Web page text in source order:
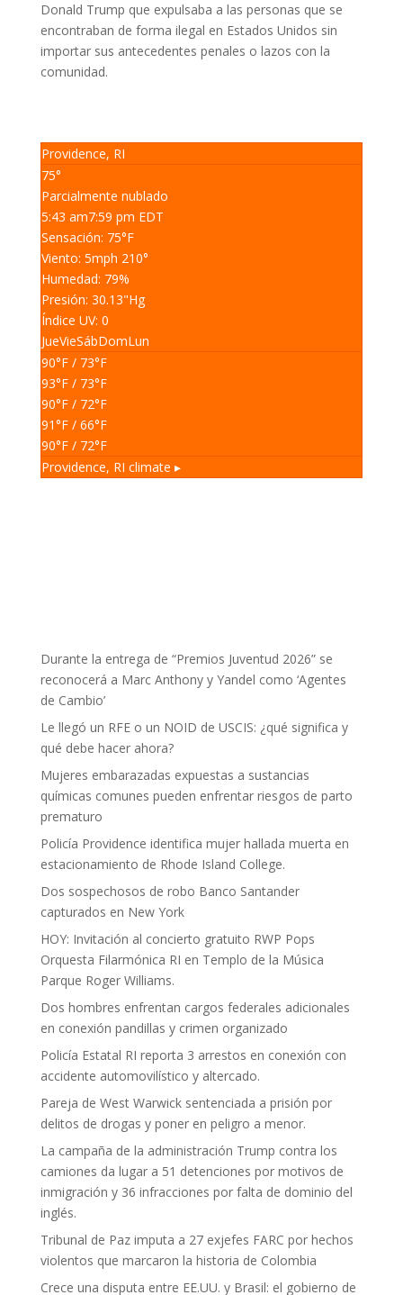
Donald Trump que expulsaba a las personas que se
encontraban de forma ilegal en Estados Unidos sin
importar sus antecedentes penales o lazos con la
comunidad.
Providence, RI
75°
Parcialmente nublado
5:43 am7:59 pm EDT
Sensación: 75°F
Viento: 5mph 210°
Humedad: 79%
Presión: 30.13"Hg
Índice UV: 0
JueVieSábDomLun
90°F/ 73°F
93°F/ 73°F
90°F/ 72°F
91°F/ 66°F
90°F/ 72°F
Providence, RI climate ▸
Durante la entrega de “Premios Juventud 2026” se
reconocerá a Marc Anthony y Yandel como ‘Agentes
de Cambio’
Le llegó un RFE o un NOID de USCIS: ¿qué significa y
qué debe hacer ahora?
Mujeres embarazadas expuestas a sustancias
químicas comunes pueden enfrentar riesgos de parto
prematuro
Policía Providence identifica mujer hallada muerta en
estacionamiento de Rhode Island College.
Dos sospechosos de robo Banco Santander
capturados en New York
HOY: Invitación al concierto gratuito RWP Pops
Orquesta Filarmónica RI en Templo de la Música
Parque Roger Williams.
Dos hombres enfrentan cargos federales adicionales
en conexión pandillas y crimen organizado
Policía Estatal RI reporta 3 arrestos en conexión con
accidente automovilístico y altercado.
Pareja de West Warwick sentenciada a prisión por
delitos de drogas y poner en peligro a menor.
La campaña de la administración Trump contra los
camiones da lugar a 51 detenciones por motivos de
inmigración y 36 infracciones por falta de dominio del
inglés.
Tribunal de Paz imputa a 27 exjefes FARC por hechos
violentos que marcaron la historia de Colombia
Crece una disputa entre EE.UU. y Brasil: el gobierno de